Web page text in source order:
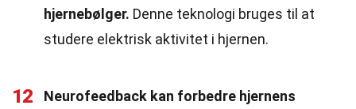
hjernebølger. Denne teknologi bruges til at
studere elektrisk aktivitet i hjernen.
12
Neurofeedback kan forbedre hjernens